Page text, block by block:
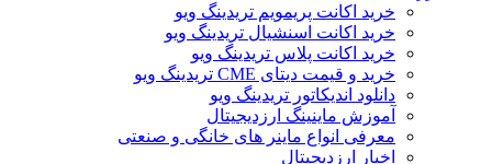
خرید اکانت پریمویم تریدینگ ویو
خرید اکانت اسنشیال تریدینگ ویو
خرید اکانت پلاس تریدینگ ویو
خرید و قیمت دیتای CME تریدینگ ویو
دانلود اندیکاتور تریدینگ ویو
آموزش ماینینگ ارزدیجیتال
معرفی انواع ماینر های خانگی و صنعتی
اخبار ارزدیجیتال